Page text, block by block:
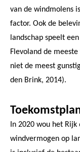
van de windmolens
factor. Ook de
landschap speelt
Flevoland de
niet de meest
den Brink, 2014).
In 2020 wou het
windvermogen op